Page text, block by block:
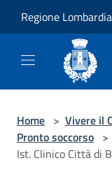
Regione Lombardia
Home > Vivere il
Pronto soccorso >
Ist. Clinico Città di